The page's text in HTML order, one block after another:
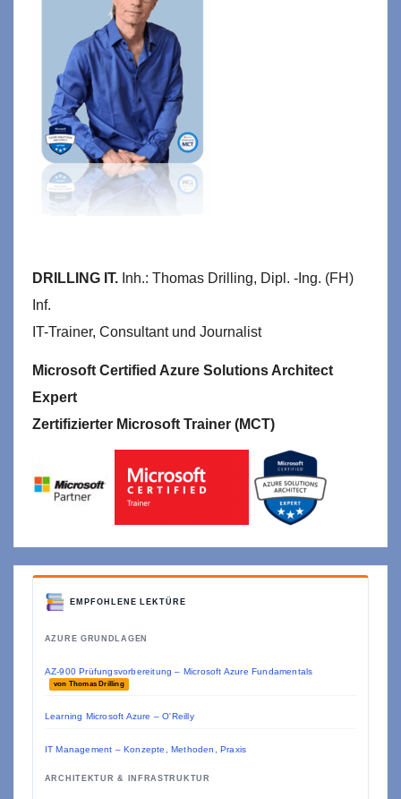
DRILLING IT. Inh.: Thomas Drilling, Dipl. -Ing. (FH)
Inf.
IT-Trainer, Consultant und Journalist
Microsoft Certified Azure Solutions Architect
Expert
Zertifizierter Microsoft Trainer (MCT)
EMPFOHLENE LEKTÜRE
AZURE GRUNDLAGEN
AZ-900 Prüfungsvorbereitung – Microsoft Azure Fundamentals
von Thomas Drilling
Learning Microsoft Azure – O'Reilly
IT Management – Konzepte, Methoden, Praxis
ARCHITEKTUR & INFRASTRUKTUR